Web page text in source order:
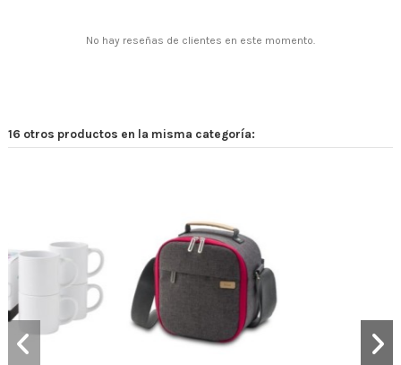
No hay reseñas de clientes en este momento.
16 otros productos en la misma categoría: